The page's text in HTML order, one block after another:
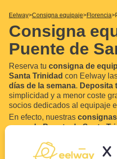
Eelway Consigna equipaje Florencia
Consigna
Puente de
Reserva tu consigna de
Santa Trinidad con Eelway
días de la semana. Deposita
simplicidad y a menor coste
socios dedicados al equipaje
En efecto, nuestras
cerca de Puente de Santa
comercios convenientemente
de Santa Trinidad.De esteX